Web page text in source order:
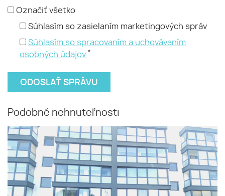
Označiť všetko
Súhlasím so zasielaním marketingových správ
Súhlasím so spracovaním a uchovávaním
osobných údajov *
Podobné nehnuteľnosti